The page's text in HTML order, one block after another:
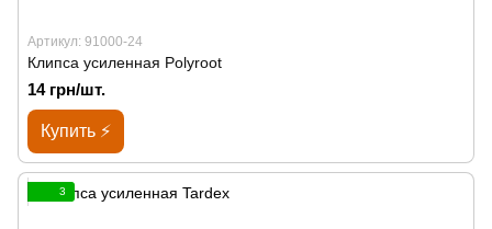
Артикул: 91000-24
Клипса усиленная Polyroot
14 грн/шт.
Купить ⚡
3